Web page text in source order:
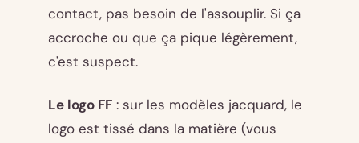
contact, pas besoin de l'assouplir. Si ça
accroche ou que ça pique légèrement,
c'est suspect.
Le logo FF : sur les modèles jacquard, le
logo est tissé dans la matière (vous